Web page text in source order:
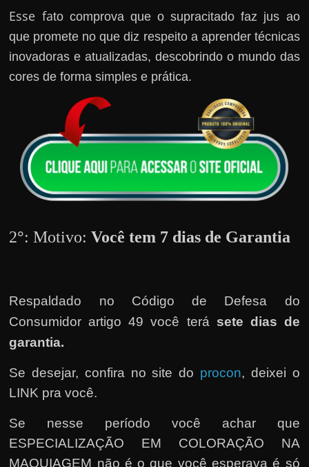
a
r
d
i
a
r
n
e
t
M
a
Esse fato comprova que o supracitado faz jus ao
que promete no que diz respeito a aprender técnicas
inovadoras e atualizadas, descobrindo o mundo das
cores de forma simples e prática.
2°: Motivo:Você tem 7 dias de Garantia
Respaldado no Código de Defesa do
Consumidor artigo 49 você terá sete dias de
garantia.
Se desejar, confira no site do procon, deixei o
LINK pra você.
Se nesse período você achar que
ESPECIALIZAÇÃO EM COLORAÇÃO NA
MAQUIAGEM não é o que você esperava é só